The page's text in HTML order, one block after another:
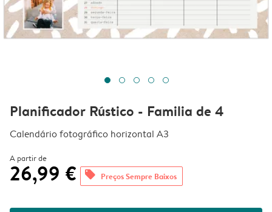
Planificador Rústico - Familia de 4
Calendário fotográfico horizontal A3
A partir de
26,99 € offers Preços Sempre Baixos